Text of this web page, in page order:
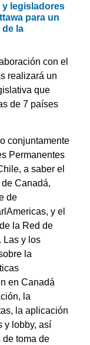
y legisladores
para un
de la
con el
realizará un
que
de 7 países
conjuntamente
Permanentes
a saber el
Canadá,
de
y el
la Red de
Las y los
la
en Canadá
la
la aplicación
y lobby, así
toma de